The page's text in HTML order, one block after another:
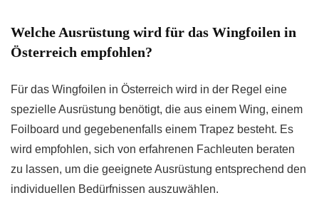
Welche Ausrüstung wird für das Wingfoilen in
Österreich empfohlen?
Für das Wingfoilen in Österreich wird in der Regel eine
spezielle Ausrüstung benötigt, die aus einem Wing, einem
Foilboard und gegebenenfalls einem Trapez besteht. Es
wird empfohlen, sich von erfahrenen Fachleuten beraten
zu lassen, um die geeignete Ausrüstung entsprechend den
individuellen Bedürfnissen auszuwählen.